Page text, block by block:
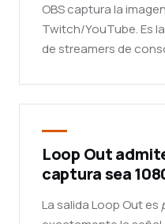
OBS captura la
Twitch/YouTube. Es
de streamers de
Loop Out
captura sea
La salida Loop Out es